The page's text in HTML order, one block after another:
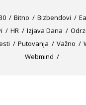
Bitno Bizbendovi
HR Izjava Dana
Putovanja Važno
Webmind